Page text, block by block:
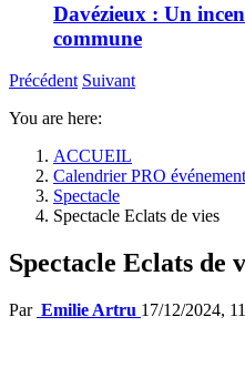
Davézieux : Un
commune
Précédent Suivant
You are here:
ACCUEIL
Calendrier PRO événement
Spectacle
Spectacle Eclats de vies
Spectacle Eclats de
Par Emilie Artru 17/12/2024,